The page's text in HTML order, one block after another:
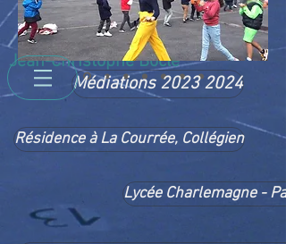
Jean-Christophe Boclé
Médiations 2023 2024
Résidence à La Courrée, Collégien
Lycée Charlemagne -